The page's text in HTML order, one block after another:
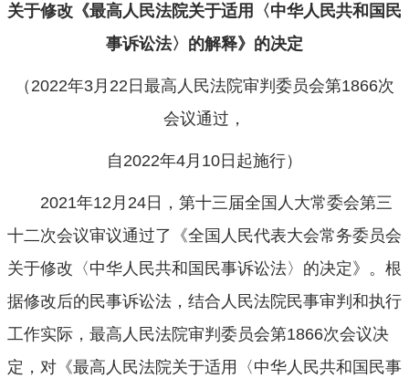
关于修改《最高人民法院关于适用〈中华人民共和国民
事诉讼法〉的解释》的决定
（2022年3月22日最高人民法院审判委员会第1866次
会议通过，
自2022年4月10日起施行）
2021年12月24日，第十三届全国人大常委会第三
十二次会议审议通过了《全国人民代表大会常务委员会
关于修改〈中华人民共和国民事诉讼法〉的决定》。根
据修改后的民事诉讼法，结合人民法院民事审判和执行
工作实际，最高人民法院审判委员会第1866次会议决
定，对《最高人民法院关于适用〈中华人民共和国民事